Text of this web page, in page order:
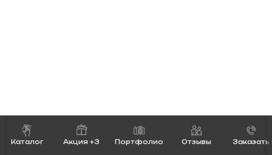
Каталог Акция +3 Портфолио Отзывы Заказать